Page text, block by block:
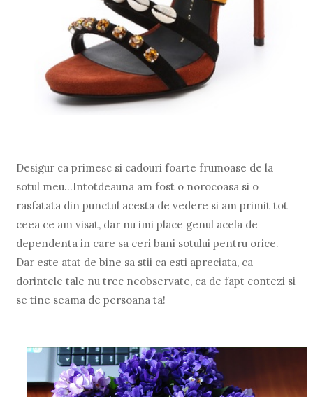
Desigur ca primesc si cadouri foarte frumoase de la
sotul meu...Intotdeauna am fost o norocoasa si o
rasfatata din punctul acesta de vedere si am primit tot
ceea ce am visat, dar nu imi place genul acela de
dependenta in care sa ceri bani sotului pentru orice.
Dar este atat de bine sa stii ca esti apreciata, ca
dorintele tale nu trec neobservate, ca de fapt contezi si
se tine seama de persoana ta!